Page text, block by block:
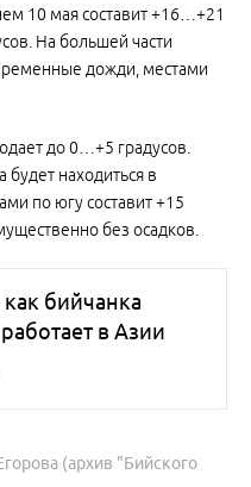
10 мая составит +16…+21
На большей части
дожди, местами
до 0…+5 градусов.
находиться в
по югу составит +15
без осадков.
бийчанка
в Азии
(архив "Бийского